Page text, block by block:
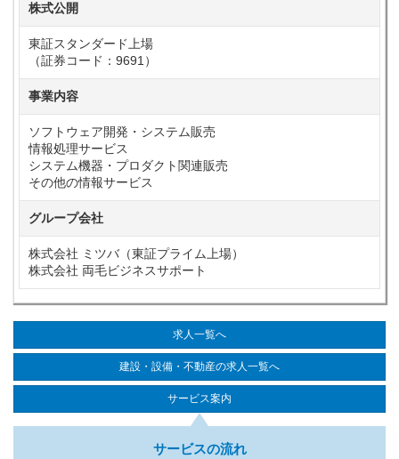
株式公開
東証スタンダード上場
（証券コード：9691）
事業内容
ソフトウェア開発・システム販売
情報処理サービス
システム機器・プロダクト関連販売
その他の情報サービス
グループ会社
株式会社 ミツバ（東証プライム上場）
株式会社 両毛ビジネスサポート
求人一覧へ
建設・設備・不動産の求人一覧へ
サービス案内
サービスの流れ